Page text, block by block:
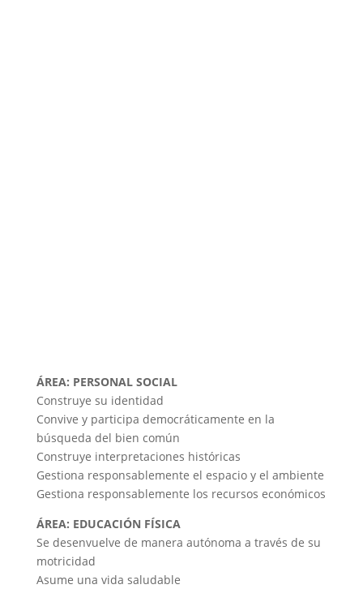
ÁREA: PERSONAL SOCIAL
Construye su identidad
Convive y participa democráticamente en la
búsqueda del bien común
Construye interpretaciones históricas
Gestiona responsablemente el espacio y el ambiente
Gestiona responsablemente los recursos económicos
ÁREA: EDUCACIÓN FÍSICA
Se desenvuelve de manera autónoma a través de su
motricidad
Asume una vida saludable